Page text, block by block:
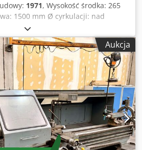
1971, Wysokość środka: 265
1500 mm Ø cyrkulacji: nad
wrzeciona: 65 mm Dsdpsurirdofx
rozmiar 8 Konik stożkowy: 5
9 - 1800 obr. Posuwy:
0,063-2,24/0,032-1,12 mm/obr.
mm podłączenie elektryczne: 380 V,
na miejsce: 4580 x 1250 x 1330
Aukcja